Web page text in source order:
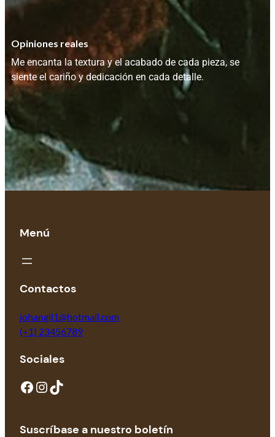
Opiniones reales
Me encanta la textura y el acabado de cada pieza, se
siente el cariño y dedicación en cada detalle.
Menú
Contactos
johangil1@hotmail.com
(+1) 23456789
Sociales
Suscríbase a nuestro boletín